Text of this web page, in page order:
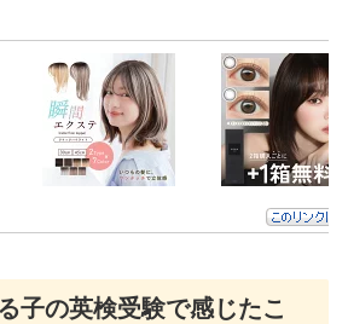
子の英検受験で感じたこ